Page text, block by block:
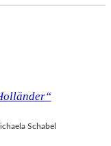
Schabel